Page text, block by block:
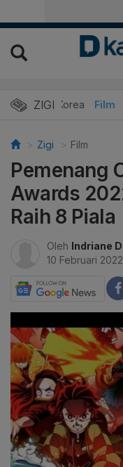
ZIGI
Hits Korea Film
Zigi Film
Pemenang
Awards
Raih 8 Piala
Oleh Indriane
10 Februari